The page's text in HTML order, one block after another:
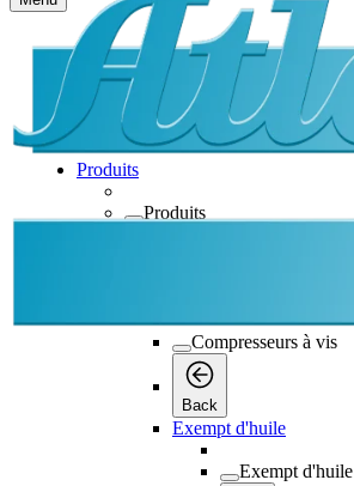
Produits
Produits
Compresseurs à vis
Back
Exempt d'huile
Exempt d'huile